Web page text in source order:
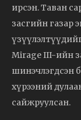
ирсэн. Таван
засгийн газар
үзүүлэлтүүдийг
Mirage III-ийн
шинэчлэгдсэн
хүрээний
сайжруулсан.